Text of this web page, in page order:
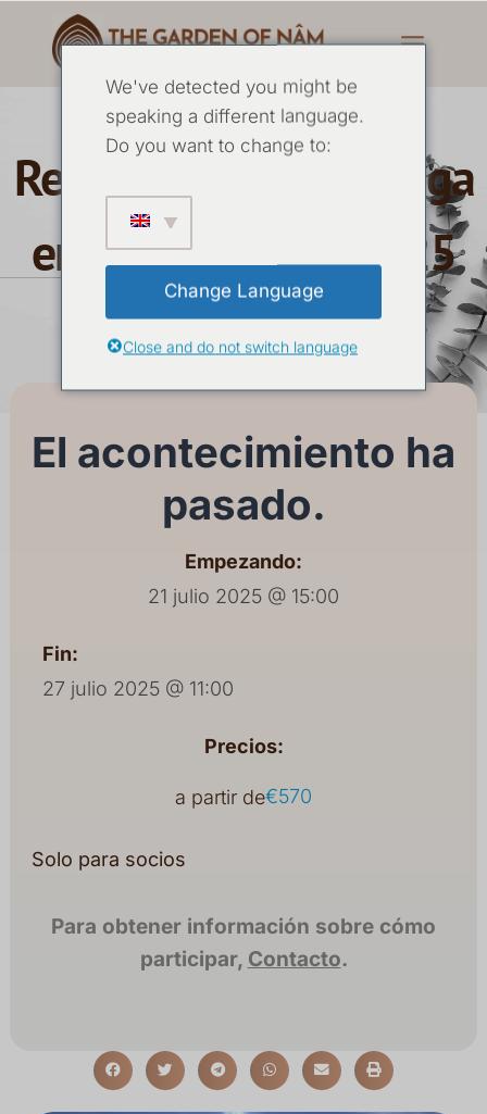
Retiro de 7 días de Yoga
en Silencio Julio 2025
21 JULIO-27 JULIO 2025
El acontecimiento ha
pasado.
Empezando:
21 julio 2025 @ 15:00
Fin:
27 julio 2025 @ 11:00
Precios:
a partir de€570
Solo para socios
Para obtener información sobre cómo
participar, Contacto.
We've detected you might be
speaking a different language.
Do you want to change to:
Change Language
Close and do not switch language